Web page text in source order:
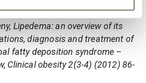
G. Szolnoky, A. Forner-
Lipedema: an overview of its
diagnosis and treatment of
fatty deposition syndrome –
Clinical obesity 2(3-4) (2012) 86-